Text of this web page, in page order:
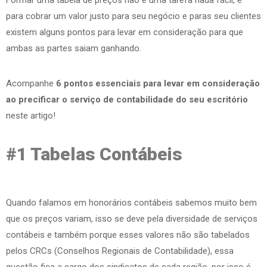
para cobrar um valor justo para seu negócio e paras seu clientes
existem alguns pontos para levar em consideração para que
ambas as partes saiam ganhando.
Acompanhe 6 pontos essenciais para levar em consideração
ao precificar o serviço de contabilidade do seu escritório
neste artigo!
#1 Tabelas Contábeis
Quando falamos em honorários contábeis sabemos muito bem
que os preços variam, isso se deve pela diversidade de serviços
contábeis e também porque esses valores não são tabelados
pelos CRCs (Conselhos Regionais de Contabilidade), essa